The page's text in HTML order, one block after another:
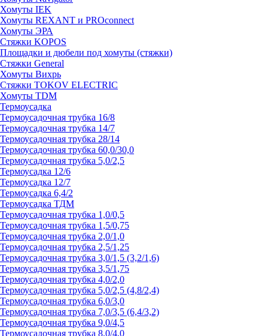
Хомуты IEK
Хомуты REXANT и PROconnect
Хомуты ЭРА
Стяжки KOPOS
Площадки и дюбели под хомуты (стяжки)
Стяжки General
Хомуты Вихрь
Стяжки TOKOV ELECTRIC
Хомуты TDM
Термоусадка
Термоусадочная трубка 16/8
Термоусадочная трубка 14/7
Термоусадочная трубка 28/14
Термоусадочная трубка 60,0/30,0
Термоусадочная трубка 5,0/2,5
Термоусадка 12/6
Термоусадка 12/7
Термоусадка 6,4/2
Термоусадка ТДМ
Термоусадочная трубка 1,0/0,5
Термоусадочная трубка 1,5/0,75
Термоусадочная трубка 2,0/1,0
Термоусадочная трубка 2,5/1,25
Термоусадочная трубка 3,0/1,5 (3,2/1,6)
Термоусадочная трубка 3,5/1,75
Термоусадочная трубка 4,0/2,0
Термоусадочная трубка 5,0/2,5 (4,8/2,4)
Термоусадочная трубка 6,0/3,0
Термоусадочная трубка 7,0/3,5 (6,4/3,2)
Термоусадочная трубка 9,0/4,5
Термоусадочная трубка 8,0/4,0